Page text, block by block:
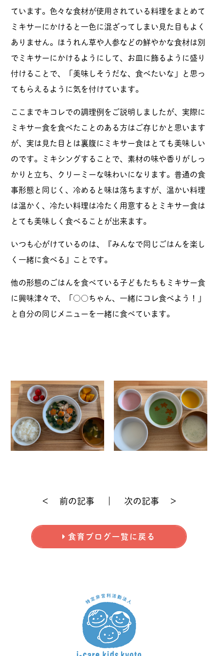
ています。色々な食材が使用されている料理をまとめて
ミキサーにかけると一色に混ざってしまい見た目もよく
ありません。ほうれん草や人参などの鮮やかな食材は別
でミキサーにかけるようにして、お皿に飾るように盛り
付けることで、「美味しそうだな、食べたいな」と思っ
てもらえるように気を付けています。
ここまでキコレでの調理例をご説明しましたが、実際に
ミキサー食を食べたことのある方はご存じかと思います
が、実は見た目とは裏腹にミキサー食はとても美味しい
のです。ミキシングすることで、素材の味や香りがしっ
かりと立ち、クリーミーな味わいになります。普通の食
事形態と同じく、冷めると味は落ちますが、温かい料理
は温かく、冷たい料理は冷たく用意するとミキサー食は
とても美味しく食べることが出来ます。
いつも心がけているのは、『みんなで同じごはんを楽し
く一緒に食べる』ことです。
他の形態のごはんを食べている子どもたちもミキサー食
に興味津々で、「○○ちゃん、一緒にコレ食べよう！」
と自分の同じメニューを一緒に食べています。
前の記事 次の記事
食育ブログ一覧に戻る